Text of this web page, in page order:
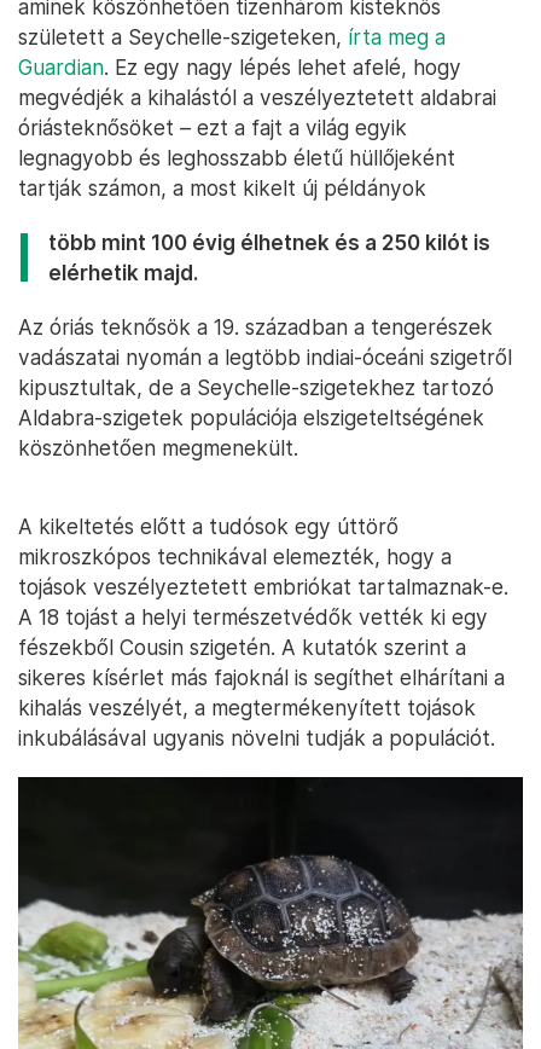
aminek köszönhetően tizenhárom kisteknős
született a Seychelle-szigeteken, írta meg a
Guardian. Ez egy nagy lépés lehet afelé, hogy
megvédjék a kihalástól a veszélyeztetett aldabrai
óriásteknősöket – ezt a fajt a világ egyik
legnagyobb és leghosszabb életű hüllőjeként
tartják számon, a most kikelt új példányok
több mint 100 évig élhetnek és a 250 kilót is
elérhetik majd.
Az óriás teknősök a 19. században a tengerészek
vadászatai nyomán a legtöbb indiai-óceáni szigetről
kipusztultak, de a Seychelle-szigetekhez tartozó
Aldabra-szigetek populációja elszigeteltségének
köszönhetően megmenekült.
A kikeltetés előtt a tudósok egy úttörő
mikroszkópos technikával elemezték, hogy a
tojások veszélyeztetett embriókat tartalmaznak-e.
A 18 tojást a helyi természetvédők vették ki egy
fészekből Cousin szigetén. A kutatók szerint a
sikeres kísérlet más fajoknál is segíthet elhárítani a
kihalás veszélyét, a megtermékenyített tojások
inkubálásával ugyanis növelni tudják a populációt.